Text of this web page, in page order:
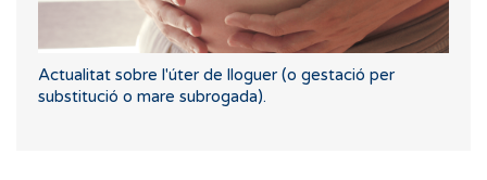
Actualitat sobre l'úter de lloguer (o gestació per
substitució o mare subrogada).